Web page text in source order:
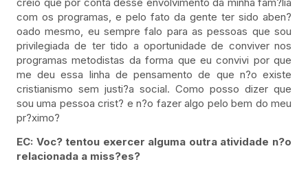
com os programas, e pelo fato da gente ter sido aben?
oado mesmo, eu sempre falo para as pessoas que sou
privilegiada de ter tido a oportunidade de conviver nos
programas metodistas da forma que eu convivi por que
me deu essa linha de pensamento de que n?o existe
cristianismo sem justi?a social. Como posso dizer que
sou uma pessoa crist? e n?o fazer algo pelo bem do meu
pr?ximo?
EC: Voc? tentou exercer alguma outra atividade n?o
relacionada a miss?es?